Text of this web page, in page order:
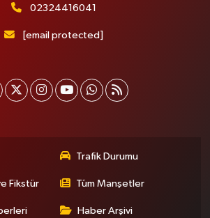
Yol Tarifi Al
Yol Tarifi Al
CADDE ÜZERİ
Yol Tarifi Al
02324416041
[email protected]
Trafik Durumu
Fikstür Tüm Manşetler
Haber Arşivi